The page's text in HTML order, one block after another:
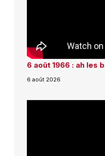
6 août 1966 : ah les
6 août 2026